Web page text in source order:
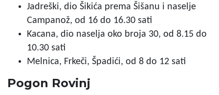
Jadreški, dio Šikića prema Šišanu i naselje
Campanož, od 16 do 16.30 sati
Kacana, dio naselja oko broja 30, od 8.15 do
10.30 sati
Melnica, Frkeči, Špadići, od 8 do 12 sati
Pogon Rovinj